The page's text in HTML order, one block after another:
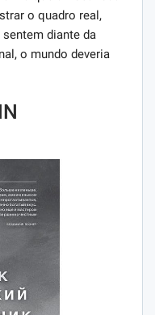
o quadro real,
diante da
o mundo deveria